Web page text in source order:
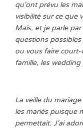
qu'ont prévu les
visibilité sur ce que
Mais, et je parle
questions
ou vous faire court-
famille, les
La veille du
les mariés puisque
permettait. J'ai